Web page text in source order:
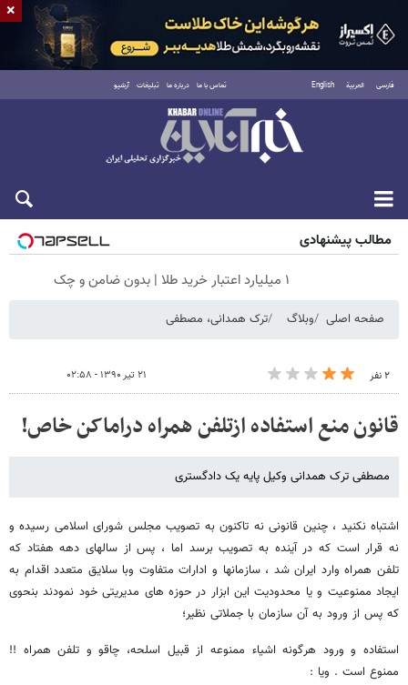
فارسی العربية English تماس با ما درباره ما تبلیغات آرشیو
جمعه ۱۶ مرداد ۱۴۰۵
مطالب پیشنهادی
۱ میلیارد اعتبار خرید طلا | بدون ضامن و چک
صفحه اصلی وبلاگ ترک همدانی، مصطفی
۲ نفر ۲۱ تیر ۱۳۹۰ - ۰۲:۵۸
قانون منع استفاده ازتلفن همراه دراماکن خاص!
مصطفی ترک همدانی وکیل پایه یک دادگستری
اشتباه نکنید ، چنین قانونی نه تاکنون به تصویب مجلس شورای اسلامی رسیده و
نه قرار است که در آینده به تصویب برسد اما ، پس از سالهای دهه هفتاد که
تلفن همراه وارد ایران شد ، سازمانها و ادارات متفاوت وبا سلایق متعدد اقدام به
ایجاد ممنوعیت و یا محدودیت این ابزار در حوزه های مدیریتی خود نمودند بنحوی
که پس از ورود به آن سازمان با جملاتی نظیر؛
استفاده و ورود هرگونه اشیاء ممنوعه از قبیل اسلحه، چاقو و تلفن همراه !!
ممنوع است . ویا :
×